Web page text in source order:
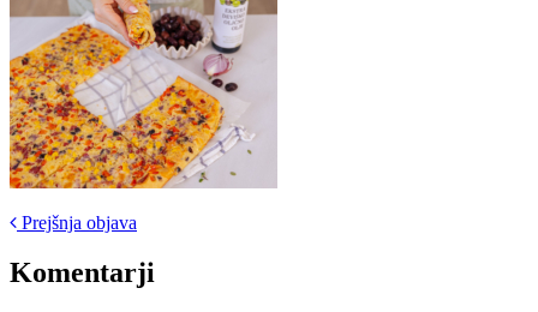
Post
navigation
Prejšnja objava
Komentarji